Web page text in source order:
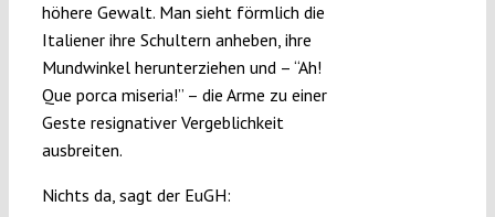
höhere Gewalt. Man sieht förmlich die
Italiener ihre Schultern anheben, ihre
Mundwinkel herunterziehen und – “Ah!
Que porca miseria!” – die Arme zu einer
Geste resignativer Vergeblichkeit
ausbreiten.
Nichts da, sagt der EuGH: